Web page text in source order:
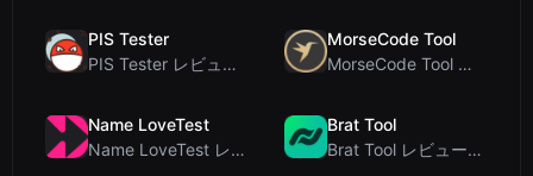
PIS Tester
PIS Tester レビュー：偽の友達を暴く、AI完全排除の友情クイズ
MorseCode Tool
MorseCode Tool レビュー：音声と光を備えた無料オンラインテキスト⇔モールス信号変換ツー...
Name LoveTest
Name LoveTest レビュー：プライバシー重視で画像を共有できる恋愛相性計算ツール
Brat Tool
Brat Tool レビュー：無料のCharli XCX風Bratテキスト生成ツール